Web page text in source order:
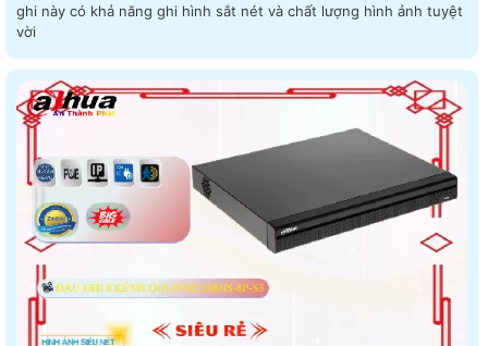
ghi này có khả năng ghi hình sắt nét và chất lượng hình ảnh tuyệt
vời